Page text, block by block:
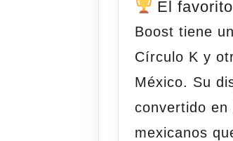
El
Boost tiene
Círculo K y
México. Su
convertido
mexicanos